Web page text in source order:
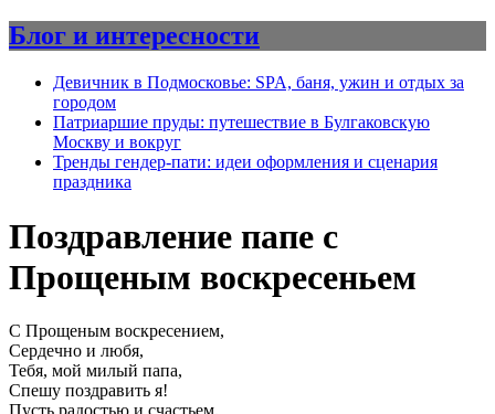
Блог и интересности
Девичник в Подмосковье: SPA, баня, ужин и отдых за
городом
Патриаршие пруды: путешествие в Булгаковскую
Москву и вокруг
Тренды гендер-пати: идеи оформления и сценария
праздника
Поздравление папе с
Прощеным воскресеньем
С Прощеным воскресением,
Сердечно и любя,
Тебя, мой милый папа,
Спешу поздравить я!
Пусть радостью и счастьем,